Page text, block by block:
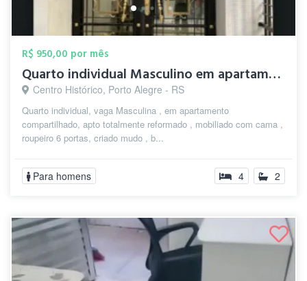
R$ 950,00 por mês
Quarto individual Masculino em apartamen...
Centro Histórico, Porto Alegre - RS
Quarto individual, vaga Masculina , em apartamento
compartilhado, apto totalmente reformado , mobiliado com cama ,
roupeiro 6 portas, criado mudo , b...
Para homens 4 2